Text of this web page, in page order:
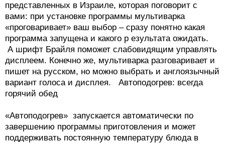
представленных в Израиле, которая поговорит с
вами: при установке программы мультиварка
«проговаривает» ваш выбор – сразу понятно какая
программа запущена и какого р езультата ожидать.
А шрифт Брайля поможет слабовидящим управлять
дисплеем. Конечно же, мультиварка разговаривает и
пишет на русском, но можно выбрать и англоязычный
вариант голоса и дисплея. Автоподогрев: всегда
горячий обед
«Автоподогрев» запускается автоматически по
завершению программы приготовления и может
поддерживать постоянную температуру блюда в